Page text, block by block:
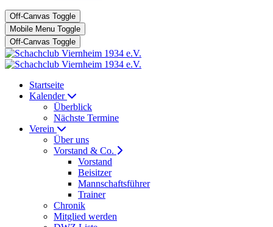
Off-Canvas Toggle
Mobile Menu Toggle
Off-Canvas Toggle
Startseite
Kalender
Überblick
Nächste Termine
Verein
Über uns
Vorstand & Co.
Vorstand
Beisitzer
Mannschaftsführer
Trainer
Chronik
Mitglied werden